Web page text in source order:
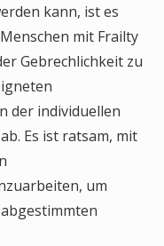
kann, ist es
mit Frailty
Gebrechlichkeit zu
der individuellen
Es ist ratsam, mit
um